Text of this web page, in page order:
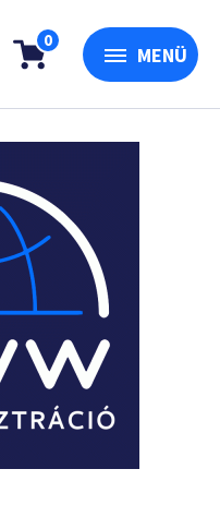
0
MENÜ